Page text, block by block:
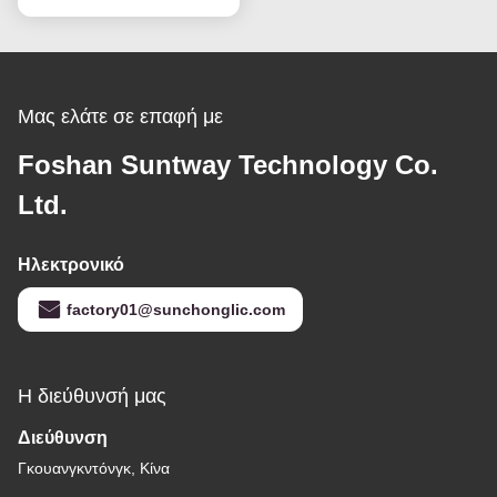
Μας ελάτε σε επαφή με
Foshan Suntway Technology Co.
Ltd.
Ηλεκτρονικό
factory01@sunchonglic.com
Η διεύθυνσή μας
Διεύθυνση
Γκουανγκντόνγκ, Κίνα